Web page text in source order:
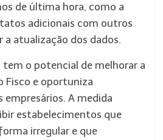
de última hora, como a
adicionais com outros
a atualização dos dados.
o potencial de melhorar a
Fisco e oportuniza
empresários. A medida
estabelecimentos que
irregular e que